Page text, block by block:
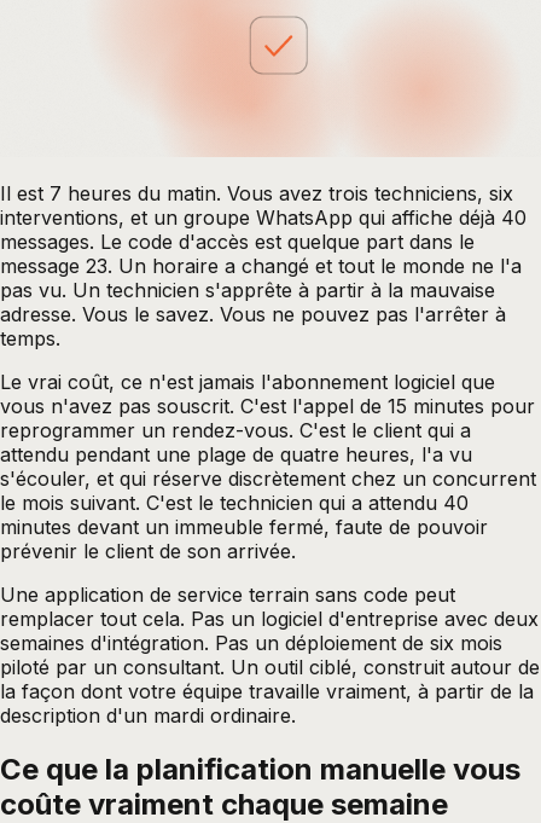
Il est 7 heures du matin. Vous avez trois techniciens, six
interventions, et un groupe WhatsApp qui affiche déjà 40
messages. Le code d'accès est quelque part dans le
message 23. Un horaire a changé et tout le monde ne l'a
pas vu. Un technicien s'apprête à partir à la mauvaise
adresse. Vous le savez. Vous ne pouvez pas l'arrêter à
temps.
Le vrai coût, ce n'est jamais l'abonnement logiciel que
vous n'avez pas souscrit. C'est l'appel de 15 minutes pour
reprogrammer un rendez-vous. C'est le client qui a
attendu pendant une plage de quatre heures, l'a vu
s'écouler, et qui réserve discrètement chez un concurrent
le mois suivant. C'est le technicien qui a attendu 40
minutes devant un immeuble fermé, faute de pouvoir
prévenir le client de son arrivée.
Une application de service terrain sans code peut
remplacer tout cela. Pas un logiciel d'entreprise avec deux
semaines d'intégration. Pas un déploiement de six mois
piloté par un consultant. Un outil ciblé, construit autour de
la façon dont votre équipe travaille vraiment, à partir de la
description d'un mardi ordinaire.
Ce que la planification manuelle vous
coûte vraiment chaque semaine